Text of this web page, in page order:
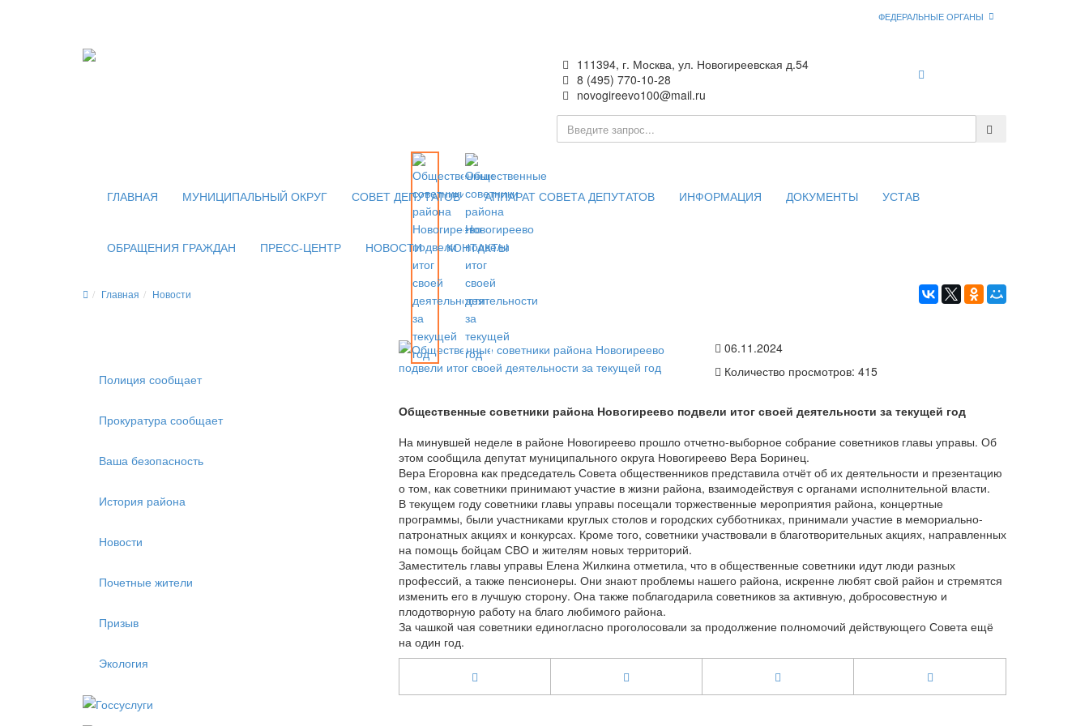
ФЕДЕРАЛЬНЫЕ ОРГАНЫ
111394, г. Москва, ул. Новогиреевская д.54
8 (495) 770-10-28
novogireevo100@mail.ru
ГЛАВНАЯ МУНИЦИПАЛЬНЫЙ ОКРУГ СОВЕТ ДЕПУТАТОВ АППАРАТ СОВЕТА ДЕПУТАТОВ ИНФОРМАЦИЯ ДОКУМЕНТЫ УСТАВ
ОБРАЩЕНИЯ ГРАЖДАН ПРЕСС-ЦЕНТР НОВОСТИ КОНТАКТЫ
Главная Новости
Полиция сообщает
Прокуратура сообщает
Ваша безопасность
История района
Новости
Почетные жители
Призыв
Экология
06.11.2024
Количество просмотров: 415
Общественные советники района Новогиреево подвели итог своей деятельности за текущей год
На минувшей неделе в районе Новогиреево прошло отчетно-выборное собрание советников главы управы. Об
этом сообщила депутат муниципального округа Новогиреево Вера Боринец.
Вера Егоровна как председатель Совета общественников представила отчёт об их деятельности и презентацию
о том, как советники принимают участие в жизни района, взаимодействуя с органами исполнительной власти.
В текущем году советники главы управы посещали торжественные мероприятия района, концертные
программы, были участниками круглых столов и городских субботниках, принимали участие в мемориально-
патронатных акциях и конкурсах. Кроме того, советники участвовали в благотворительных акциях, направленных
на помощь бойцам СВО и жителям новых территорий.
Заместитель главы управы Елена Жилкина отметила, что в общественные советники идут люди разных
профессий, а также пенсионеры. Они знают проблемы нашего района, искренне любят свой район и стремятся
изменить его в лучшую сторону. Она также поблагодарила советников за активную, добросовестную и
плодотворную работу на благо любимого района.
За чашкой чая советники единогласно проголосовали за продолжение полномочий действующего Совета ещё
на один год.